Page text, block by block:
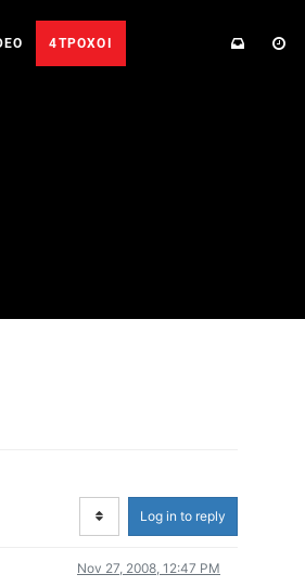
4ΤΡΟΧΟΙ
Log in to reply
Nov 27, 2008, 12:47 PM
ΟΔΟΙΠΟΡΙΚΑ